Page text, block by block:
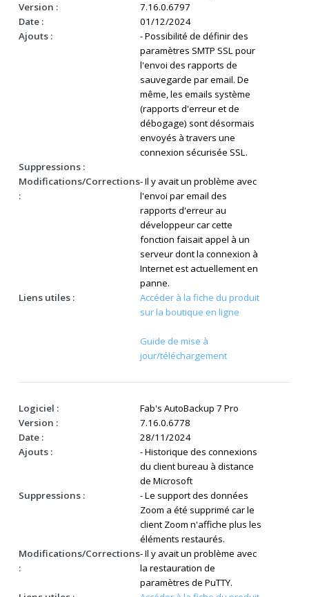
Version :
7.16.0.6797
Date :
01/12/2024
Ajouts :
- Possibilité de définir des
paramètres SMTP SSL pour
l'envoi des rapports de
sauvegarde par email. De
même, les emails système
(rapports d'erreur et de
débogage) sont désormais
envoyés à travers une
connexion sécurisée SSL.
Suppressions :
Modifications/Corrections
:
- Il y avait un problème avec
l'envoi par email des
rapports d'erreur au
développeur car cette
fonction faisait appel à un
serveur dont la connexion à
Internet est actuellement en
panne.
Liens utiles :
Accéder à la fiche du produit
sur la boutique en ligne
Guide de mise à
jour/téléchargement
Logiciel :
Fab's AutoBackup 7 Pro
Version :
7.16.0.6778
Date :
28/11/2024
Ajouts :
- Historique des connexions
du client bureau à distance
de Microsoft
Suppressions :
- Le support des données
Zoom a été supprimé car le
client Zoom n'affiche plus les
éléments restaurés.
Modifications/Corrections
:
- Il y avait un problème avec
la restauration de
paramètres de PuTTY.